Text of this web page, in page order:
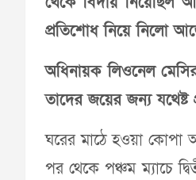
প্রতিশোধ নিয়ে নিলো
অধিনায়ক লিওনেল
তাদের জয়ের জন্য যথেষ্ট
ঘরের মাঠে হওয়া কোপা
পর থেকে পঞ্চম ম্যাচে